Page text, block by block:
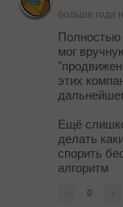
больше года
Полностью
мог
этих
Ещё
делать
спорить
алгоритм
0